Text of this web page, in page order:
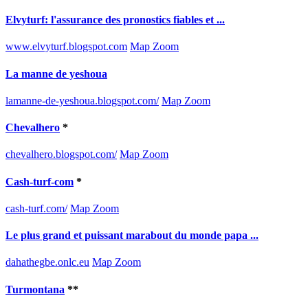
Elvyturf: l'assurance des pronostics fiables et ...
www.elvyturf.blogspot.com Map Zoom
La manne de yeshoua
lamanne-de-yeshoua.blogspot.com/ Map Zoom
Chevalhero *
chevalhero.blogspot.com/ Map Zoom
Cash-turf-com *
cash-turf.com/ Map Zoom
Le plus grand et puissant marabout du monde papa ...
dahathegbe.onlc.eu Map Zoom
Turmontana **